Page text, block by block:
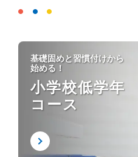
基礎固めと習慣付けから
始める！
小学校低学年
コース